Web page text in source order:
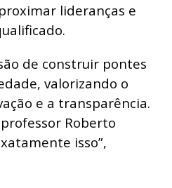
lideranças e
de construir pontes
valorizando o
e a transparência.
Roberto
isso”,